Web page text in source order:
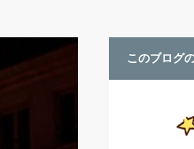
このブログ